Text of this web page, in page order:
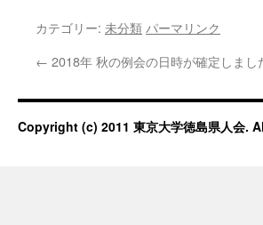
カテゴリー: 未分類 パーマリンク
← 2018年 秋の例会の日時が確定しまし
Copyright (c) 2011 東京大学徳島県人会.